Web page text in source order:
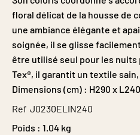
floral délicat de la housse de
une ambiance élégante et
soignée, il se glisse
être utilisé seul pour les
Tex®, il garantit un textile
Dimensions (cm) : H290 x
Ref J0230ELIN240
Poids : 1.04 kg